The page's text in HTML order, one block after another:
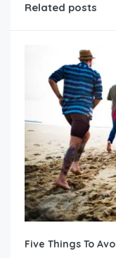
Related posts
Five Things To